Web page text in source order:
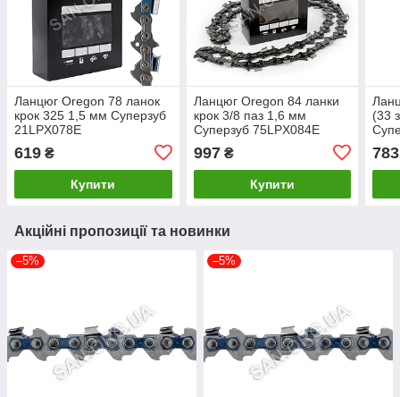
Ланцюг Oregon 78 ланок
крок 325 1,5 мм Суперзуб
21LPX078E
619 ₴
Купити
Ланцюг Oregon 84 ланки
крок 3/8 паз 1,6 мм
Суперзуб 75LPX084E
997₴
Купити
(33
783
Акційні пропозиції та новинки
–5% –5%